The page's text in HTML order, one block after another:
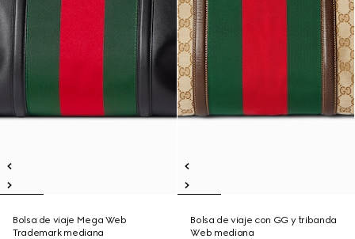
Bolsa de viaje Mega Web
Trademark mediana
Bolsa de viaje con GG y tribanda
Web mediana